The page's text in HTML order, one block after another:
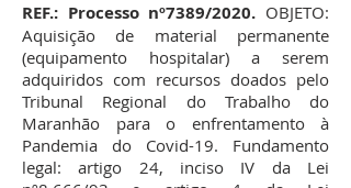
REF.: Processo nº7389/2020. OBJETO:
Aquisição de material permanente
(equipamento hospitalar) a serem
adquiridos com recursos doados pelo
Tribunal Regional do Trabalho do
Maranhão para o enfrentamento à
Pandemia do Covid-19. Fundamento
legal: artigo 24, inciso IV da Lei